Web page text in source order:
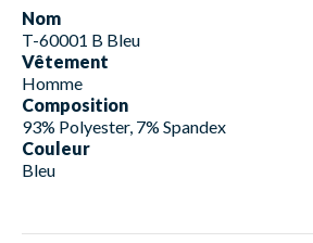
Nom
T-60001 B Bleu
Vêtement
Homme
Composition
93% Polyester, 7% Spandex
Couleur
Bleu